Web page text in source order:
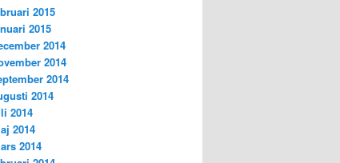
2015
2015
2014
2014
2014
2014
2014
2014
2014